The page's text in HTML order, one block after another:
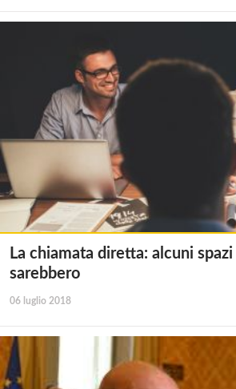
La chiamata diretta: alcuni
sarebbero
06 luglio 2018